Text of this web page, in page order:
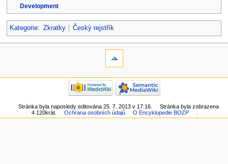
Development
Kategorie: Zkratky Český rejstřík
Stránka byla naposledy editována 25. 7. 2013 v 17:16.
Stránka byla zobrazena
4 120krát.
Ochrana osobních údajů O Encyklopedie BOZP